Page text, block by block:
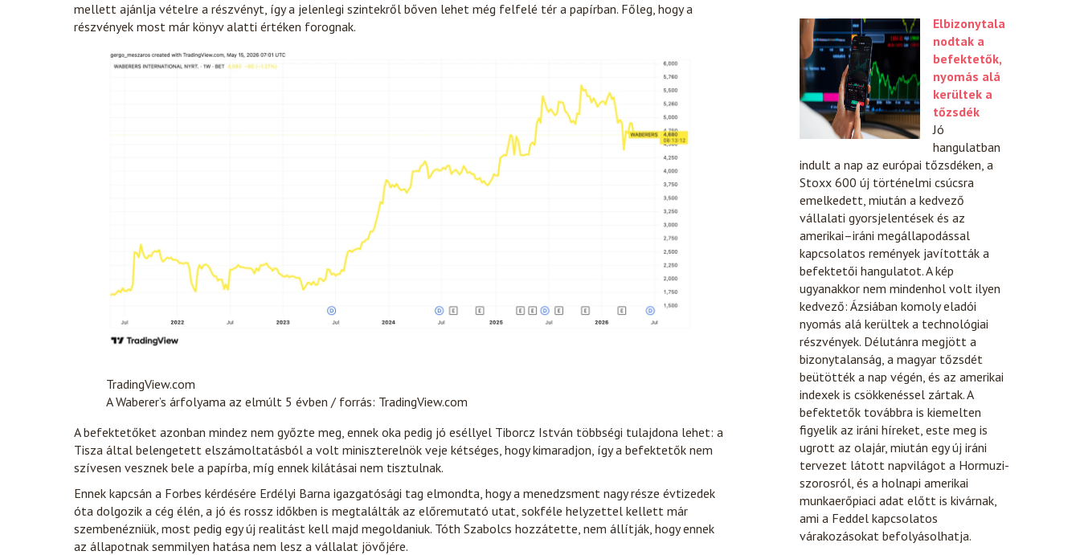
mellett ajánlja vételre a részvényt, így a jelenlegi szintekről bőven lehet még felfelé tér a papírban. Főleg, hogy a
részvények most már könyv alatti értéken forognak.
TradingView.com
A Waberer’s árfolyama az elmúlt 5 évben / forrás: TradingView.com
A befektetőket azonban mindez nem győzte meg, ennek oka pedig jó eséllyel Tiborcz István többségi tulajdona lehet: a
Tisza által belengetett elszámoltatásból a volt miniszterelnök veje kétséges, hogy kimaradjon, így a befektetők nem
szívesen vesznek bele a papírba, míg ennek kilátásai nem tisztulnak.
Ennek kapcsán a Forbes kérdésére Erdélyi Barna igazgatósági tag elmondta, hogy a menedzsment nagy része évtizedek
óta dolgozik a cég élén, a jó és rossz időkben is megtalálták az előremutató utat, sokféle helyzettel kellett már
szembenézniük, most pedig egy új realitást kell majd megoldaniuk. Tóth Szabolcs hozzátette, nem állítják, hogy ennek
az állapotnak semmilyen hatása nem lesz a vállalat jövőjére.
Elbizonytala
nodtak a
befektetők,
nyomás alá
kerültek a
tőzsdék
Jó
hangulatban
indult a nap az európai tőzsdéken, a
Stoxx 600 új történelmi csúcsra
emelkedett, miután a kedvező
vállalati gyorsjelentések és az
amerikai–iráni megállapodással
kapcsolatos remények javították a
befektetői hangulatot. A kép
ugyanakkor nem mindenhol volt ilyen
kedvező: Ázsiában komoly eladói
nyomás alá kerültek a technológiai
részvények. Délutánra megjött a
bizonytalanság, a magyar tőzsdét
beütötték a nap végén, és az amerikai
indexek is csökkenéssel zártak. A
befektetők továbbra is kiemelten
figyelik az iráni híreket, este meg is
ugrott az olajár, miután egy új iráni
tervezet látott napvilágot a Hormuzi-
szorosról, és a holnapi amerikai
munkaerőpiaci adat előtt is kivárnak,
ami a Feddel kapcsolatos
várakozásokat befolyásolhatja.